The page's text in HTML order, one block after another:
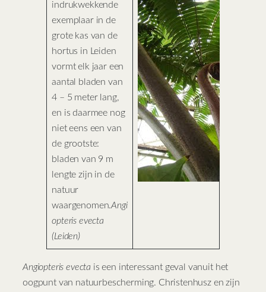
indrukwekkende
exemplaar in de
grote kas van de
hortus in Leiden
vormt elk jaar een
aantal bladen van
4 – 5 meter lang,
en is daarmee nog
niet eens een van
de grootste:
bladen van 9 m
lengte zijn in de
natuur
waargenomen.Angi
opteris evecta
(Leiden)
Angiopteris evecta is een interessant geval vanuit het
oogpunt van natuurbescherming. Christenhusz en zijn